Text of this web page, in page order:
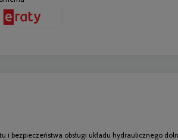
obsługi układu hydraulicznego